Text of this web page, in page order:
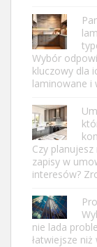
Wybór
kluczowy dla
laminowane i
Czy
zapisy w
interesów?
nie lada
łatwiejsze